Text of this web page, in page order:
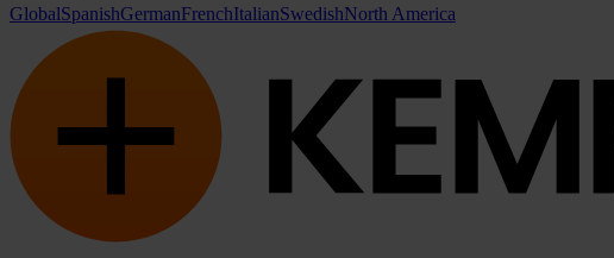
GlobalSpanishGermanFrenchItalianSwedishNorth America